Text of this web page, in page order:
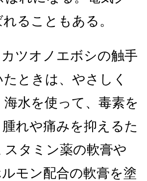
ることもある。
カツオノエボシの触手
ときは、やさしく
海水を使って、毒素を
れや痛みを抑えるた
スタミン薬の軟膏や
モン配合の軟膏を塗